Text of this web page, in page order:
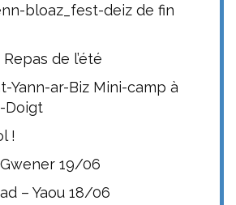
bloaz_fest-deiz de fin
de l’été
Yann-ar-Biz Mini-camp à
Doigt
!
19/06
– Yaou 18/06